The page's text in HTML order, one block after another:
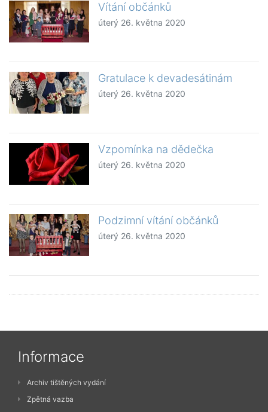
Vítání občánků
úterý 26. května 2020
Gratulace k devadesátinám
úterý 26. května 2020
Vzpomínka na dědečka
úterý 26. května 2020
Podzimní vítání občánků
úterý 26. května 2020
Informace
Archiv tištěných vydání
Zpětná vazba